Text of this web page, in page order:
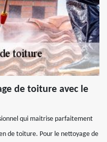
de toiture avec le
qui maitrise parfaitement
de toiture. Pour le nettoyage de